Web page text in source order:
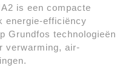
is een compacte
energie-efficiëncy
Grundfos technologieën
verwarming, air-